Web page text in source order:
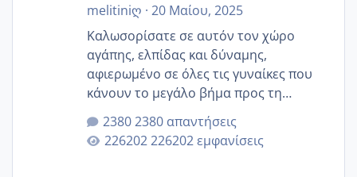
melitiniღ · 20 Μαίου, 2025
Καλωσορίσατε σε αυτόν τον χώρο
αγάπης, ελπίδας και δύναμης,
αφιερωμένο σε όλες τις γυναίκες που
κάνουν το μεγάλο βήμα προς τη
μητρότητα μέσω εξωσωματικής το 2025.
Εδώ θα μοιραστούμε αγωνίες, χαρές,
εμπειρίες και κάθε μικρή ή μεγάλη
2380 απαντήσεις
226202 εμφανίσεις